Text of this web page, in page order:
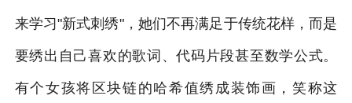
来学习"新式刺绣"，她们不再满足于传统花样，而是
要绣出自己喜欢的歌词、代码片段甚至数学公式。
有个女孩将区块链的哈希值绣成装饰画，笑称这